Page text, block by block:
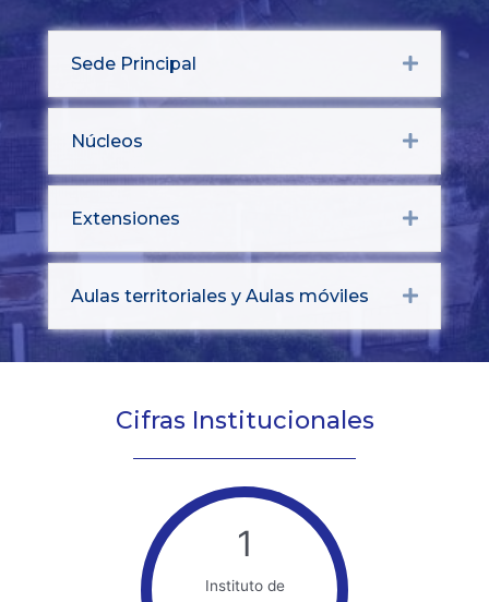
Sede Principal Expand
Núcleos Expand
Extensiones Expand
Aulas territoriales y Aulas móviles Expand
Cifras Institucionales
1
Instituto de